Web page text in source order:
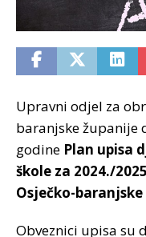
Upravni odjel za
baranjske županije
godine Plan upisa
škole za 2024./
Osječko-
Obveznici upisa su